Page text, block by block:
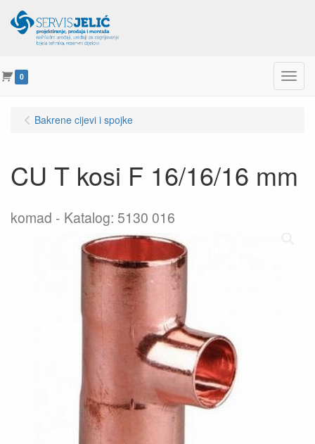
0 Menu
Bakrene cijevi i spojke
CU T kosi F 16/16/16 mm
komad Katalog: 5130 016